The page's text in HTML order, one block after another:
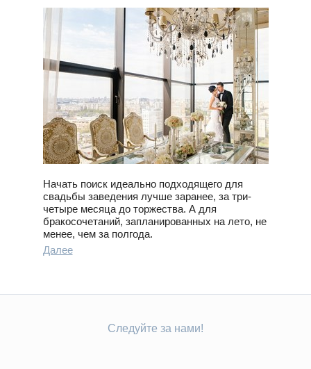
Начать поиск идеально подходящего для
свадьбы заведения лучше заранее, за три-
четыре месяца до торжества. А для
бракосочетаний, запланированных на лето, не
менее, чем за полгода.
Далее
Следуйте за нами!